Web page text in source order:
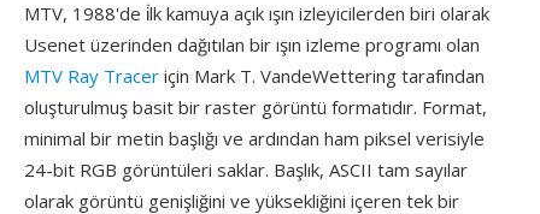
MTV, 1988'de i̇lk kamuya açık ışın izleyicilerden biri olarak
Usenet üzerinden dağıtılan bir ışın izleme programı olan
MTV Ray Tracer için Mark T. VandeWettering tarafından
oluşturulmuş basit bir raster görüntü formatıdır. Format,
minimal bir metin başlığı ve ardından ham piksel verisiyle
24-bit RGB görüntüleri saklar. Başlık, ASCII tam sayılar
olarak görüntü genişliğini ve yüksekliğini içeren tek bir